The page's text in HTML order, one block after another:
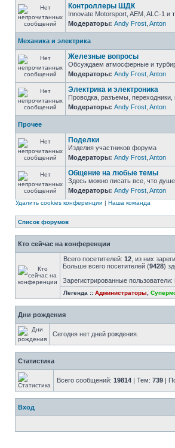
Контроллеры ШДК
Innovate Motorsport, AEM, ALC-1 и
Модераторы: Andy Frost Anton
Механика и электрика
Железные вопросы
Обсуждаем атмосферные и
Модераторы: Andy Frost Anton
Электрика и электроника
Проводка, разъемы, переходники,
Модераторы: Andy Frost Anton
Прочее
Поделки
Изделия участников форума
Модераторы: Andy Frost Anton
Общение на любые темы
Здесь можно писать все, что душе
Модераторы: Andy Frost Anton
Удалить cookies конференции | Наша команда
Список форумов
Кто сейчас на конференции
Всего посетителей: 12 , из них
Больше всего посетителей (9428)
Зарегистрированные пользователи:
Легенда :: Администраторы
Дни рождения
Сегодня нет дней рождения.
Статистика
Всего сообщений: 19814 | Тем: 739 |
Вход